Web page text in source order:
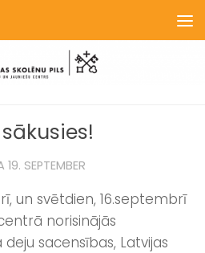
SEPTEMBER
un svētdien, 16.septembrī
norisinājās
sacensības, Latvijas